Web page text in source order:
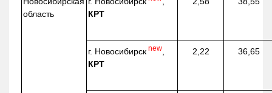
область
КРТ
г. Новосибирск new
КРТ
2,22 36,65